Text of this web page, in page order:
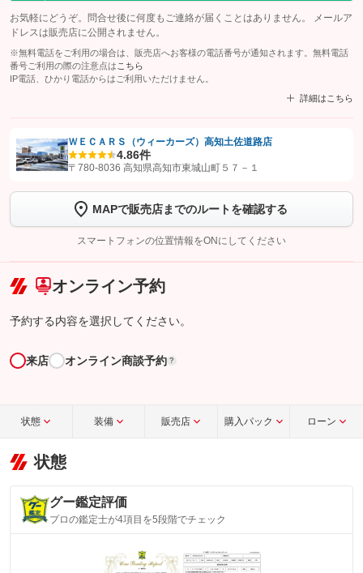
お気軽にどうぞ。問合せ後に何度もご連絡が届くことはありません。 メールア
ドレスは販売店に公開されません。
※無料電話をご利用の場合は、販売店へお客様の電話番号が通知されます。無料電話
番号ご利用の際の注意点は こちら
IP電話、ひかり電話からはご利用いただけません。
詳細はこちら
【STEP1】認証画面でグーネットを友だち追加してから「許可する」ボタンを押
トーク画面で
ボタンをタップして問い合わせを
完了してください。
こちら
ＷＥＣＡＲＳ（ウィーカーズ）高知土佐道路店
4.86件
〒780-8036 高知県高知市東城山町５７－１
MAPで販売店までのルートを確認する
スマートフォンの位置情報をONにしてください
オンライン予約
予約する内容を選択してください。
来店 オンライン商談予約 ?
状態 装備 販売店 購入パック ローン
状態
グー鑑定評価
プロの鑑定士が4項目を5段階でチェック